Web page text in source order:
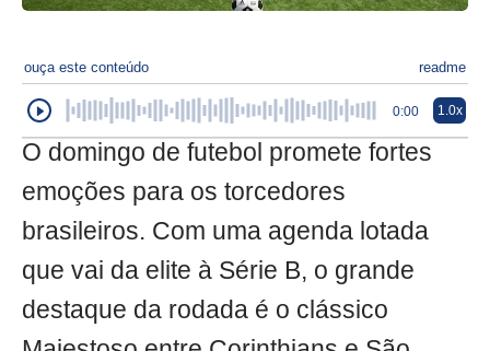
ouça este conteúdo readme
0:00 1.0x
O domingo de futebol promete fortes
emoções para os torcedores
brasileiros. Com uma agenda lotada
que vai da elite à Série B, o grande
destaque da rodada é o clássico